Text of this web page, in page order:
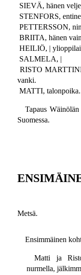
SIEVÄ, hänen
STENFORS,
PETTERSSON,
BRIITA, hänen
HEILIÖ, |
SALMELA, |
RISTO
vanki.
MATTI, talonpoika.
Tapaus
Suomessa.
Metsä.
Ensimmäinen
Matti ja
nurmella,